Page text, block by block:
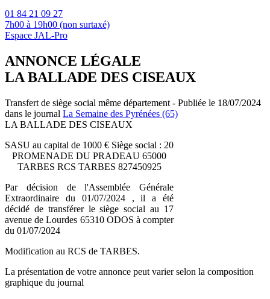
01 84 21 09 27
7h00 à 19h00 (non surtaxé)
Espace JAL-Pro
ANNONCE LÉGALE
LA BALLADE DES CISEAUX
Transfert de siège social même département - Publiée le 18/07/2024
dans le journal La Semaine des Pyrénées (65)
LA BALLADE DES CISEAUX
SASU au capital de 1000 € Siège social : 20
PROMENADE DU PRADEAU 65000
TARBES RCS TARBES 827450925
Par décision de l'Assemblée Générale
Extraordinaire du 01/07/2024 , il a été
décidé de transférer le siège social au 17
avenue de Lourdes 65310 ODOS à compter
du 01/07/2024
Modification au RCS de TARBES.
La présentation de votre annonce peut varier selon la composition
graphique du journal